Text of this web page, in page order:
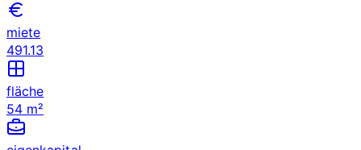
miete
491.13
fläche
54 m²